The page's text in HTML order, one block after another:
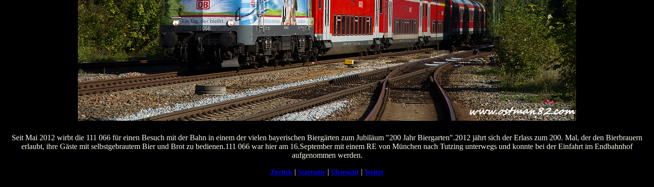
Seit Mai 2012 wirbt die 111 066 für einen Besuch mit der Bahn in einem der vielen bayerischen Biergärten zum Jubiläum "200 Jahr Biergarten".2012 jährt sich der Erlass zum 200. Mal, der den Bierbrauern
erlaubt, ihre Gäste mit selbstgebrautem Bier und Brot zu bedienen.111 066 war hier am 16.September mit einem RE von München nach Tutzing unterwegs und konnte bei der Einfahrt im Endbahnhof
aufgenommen werden.
Zurück | Startseite | Übersicht | Weiter